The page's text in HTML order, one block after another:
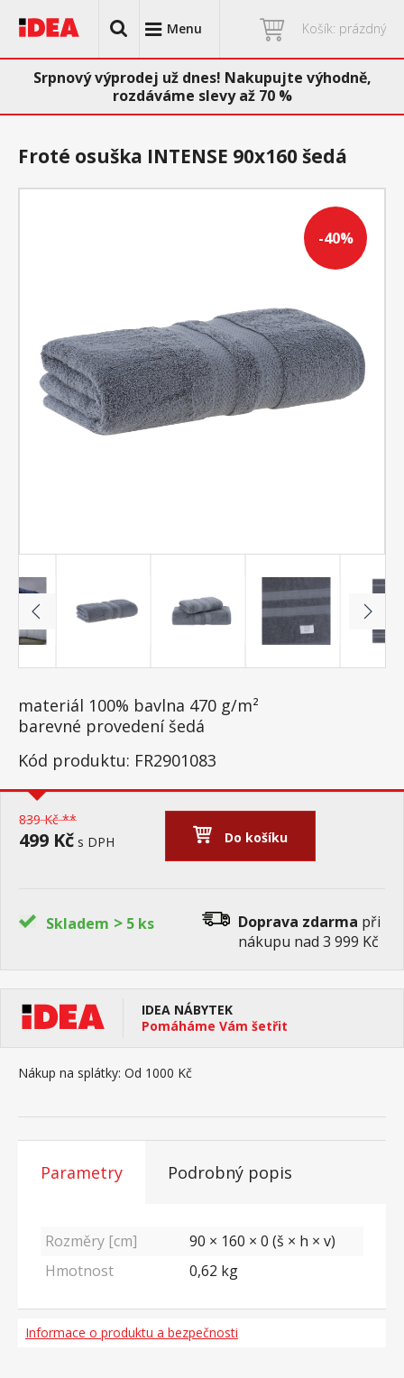
Menu Košík: prázdný
Srpnový výprodej už dnes! Nakupujte výhodně,
rozdáváme slevy až 70 %
-40%
Froté osuška INTENSE 90x160 šedá
materiál 100% bavlna 470 g/m²
barevné provedení šedá
Kód produktu: FR2901083
839 Kč **
499 Kč s DPH Do košíku
Skladem > 5 ks Doprava zdarma při
nákupu nad 3 999 Kč
IDEA NÁBYTEK
Pomáháme Vám šetřit
Nákup na splátky: Od 1000 Kč
Parametry Podrobný popis
Rozměry [cm]
90 × 160 × 0 (š × h × v)
Hmotnost
0,62 kg
Informace o produktu a bezpečnosti